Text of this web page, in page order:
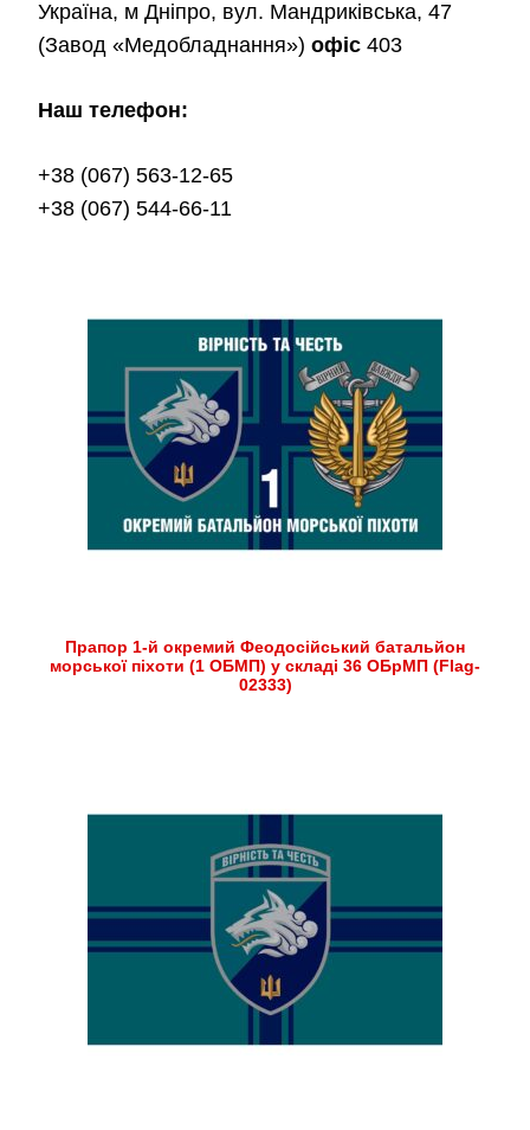
Україна, м Дніпро, вул. Мандриківська, 47
(Завод «Медобладнання») офіс 403
Наш телефон:
+38 (067) 563-12-65
+38 (067) 544-66-11
Прапор 1-й окремий Феодосійський батальйон
морської піхоти (1 ОБМП) у складі 36 ОБрМП (Flag-
02333)